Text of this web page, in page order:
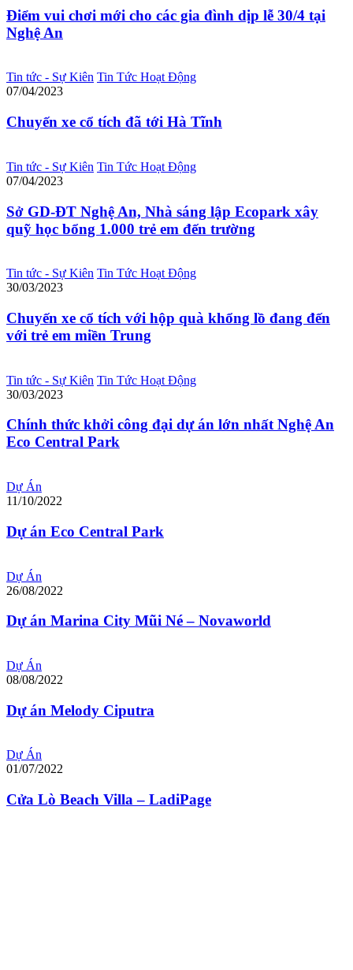
Điểm vui chơi mới cho các gia đình dịp lễ 30/4 tại
Nghệ An
Tin tức - Sự Kiên Tin Tức Hoạt Động
07/04/2023
Chuyến xe cổ tích đã tới Hà Tĩnh
Tin tức - Sự Kiên Tin Tức Hoạt Động
07/04/2023
Sở GD-ĐT Nghệ An, Nhà sáng lập Ecopark xây
quỹ học bổng 1.000 trẻ em đến trường
Tin tức - Sự Kiên Tin Tức Hoạt Động
30/03/2023
Chuyến xe cổ tích với hộp quà khổng lồ đang đến
với trẻ em miền Trung
Tin tức - Sự Kiên Tin Tức Hoạt Động
30/03/2023
Chính thức khởi công đại dự án lớn nhất Nghệ An
Eco Central Park
Dự Án
11/10/2022
Dự án Eco Central Park
Dự Án
26/08/2022
Dự án Marina City Mũi Né – Novaworld
Dự Án
08/08/2022
Dự án Melody Ciputra
Dự Án
01/07/2022
Cửa Lò Beach Villa – LadiPage